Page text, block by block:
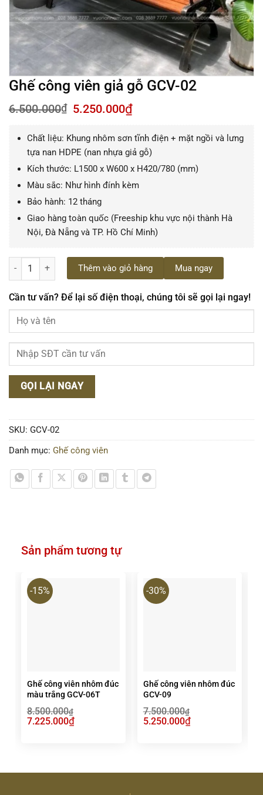
Ghế công viên giả gỗ GCV-02
6.500.000₫ Giá
6.500.000₫.
5.250.000₫Giá
là:
5.250.000₫.
Chất liệu: Khung nhôm sơn tĩnh điện + mặt ngồi và lưng
tựa nan HDPE (nan nhựa giả gỗ)
Kích thước: L1500 x W600 x H420/780 (mm)
Màu sắc: Như hình đính kèm
Bảo hành: 12 tháng
Giao hàng toàn quốc (Freeship khu vực nội thành Hà
Nội, Đà Nẵng và TP. Hồ Chí Minh)
Ghế công viên giả gỗ GCV-02 số lượng
Thêm vào giỏ hàng Mua ngay
Cần tư vấn? Để lại số điện thoại, chúng tôi sẽ gọi lại ngay!
SKU: GCV-02
Danh mục: Ghế công viên
Sản phẩm tương tự
-15%
Ghế công viên nhôm đúc
màu trắng GCV-06T
8.500.000₫
Giá
gốc
7.225.000₫Giá
hiện
-30%
Ghế công viên nhôm đúc
GCV-09
7.500.000₫
Giá
gốc
5.250.000₫Giá
hiện